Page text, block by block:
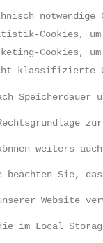
Cookies, um
Cookies,
klassifizierte
Speicherdauer
weiters
beachten Sie,
Website
im Local